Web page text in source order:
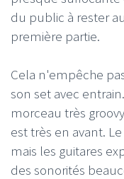
du public à rester
première partie.
Cela n'empêche
son set avec
morceau très
est très en avant.
mais les guitares
des sonorités